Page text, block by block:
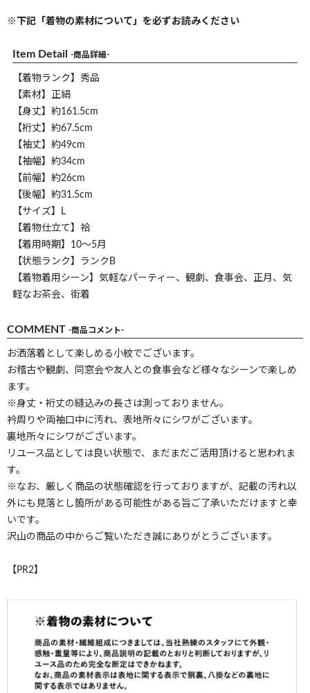
※下記「着物の素材について」を必ずお読みください
Item Detail -商品詳細-
【着物ランク】秀品
【素材】正絹
【身丈】約161.5cm
【裄丈】約67.5cm
【袖丈】約49cm
【袖幅】約34cm
【前幅】約26cm
【後幅】約31.5cm
【サイズ】L
【着物仕立て】袷
【着用時期】10～5月
【状態ランク】ランクB
【着物着用シーン】気軽なパーティー、観劇、食事会、正月、気
軽なお茶会、街着
COMMENT -商品コメント-
お洒落着として楽しめる小紋でございます。
お稽古や観劇、同窓会や友人との食事会など様々なシーンで楽しめ
ます。
※身丈・裄丈の縫込みの長さは測っておりません。
衿周りや両袖口中に汚れ、表地所々にシワがございます。
裏地所々にシワがございます。
リユース品としては良い状態で、まだまだご活用頂けると思われま
す。
※なお、厳しく商品の状態確認を行っておりますが、記載の汚れ以
外にも見落とし箇所がある可能性がある旨ご了承いただけますと幸
いです。
沢山の商品の中からご覧いただき誠にありがとうございます。
【PR2】